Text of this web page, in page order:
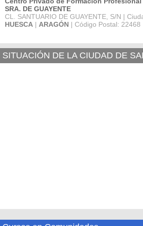
SRA. DE GUAYENTE
CL. SANTUARIO DE GUAYENTE, S/N |
HUESCA | ARAGÓN | Código Postal: 22468
SITUACIÓN DE LA CIUDAD DE